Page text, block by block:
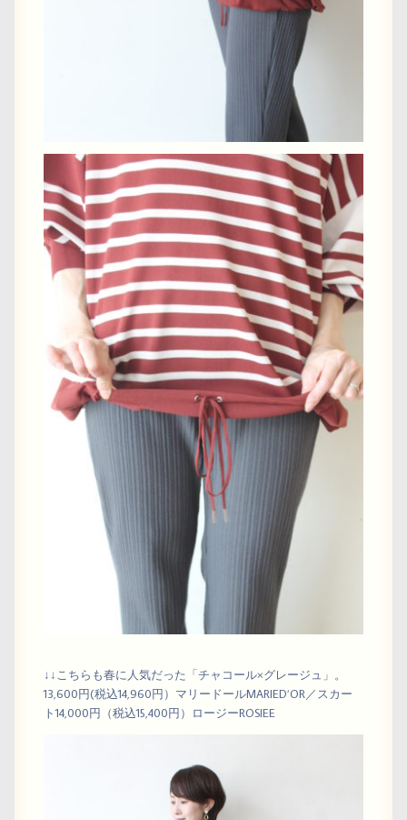
↓↓こちらも春に人気だった「チャコール×グレージュ」。
13,600円(税込14,960円）マリードールMARIED’OR／スカー
ト14,000円（税込15,400円）ロージーROSIEE